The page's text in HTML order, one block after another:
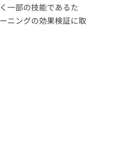
一部の技能であるた
ニングの効果検証に取